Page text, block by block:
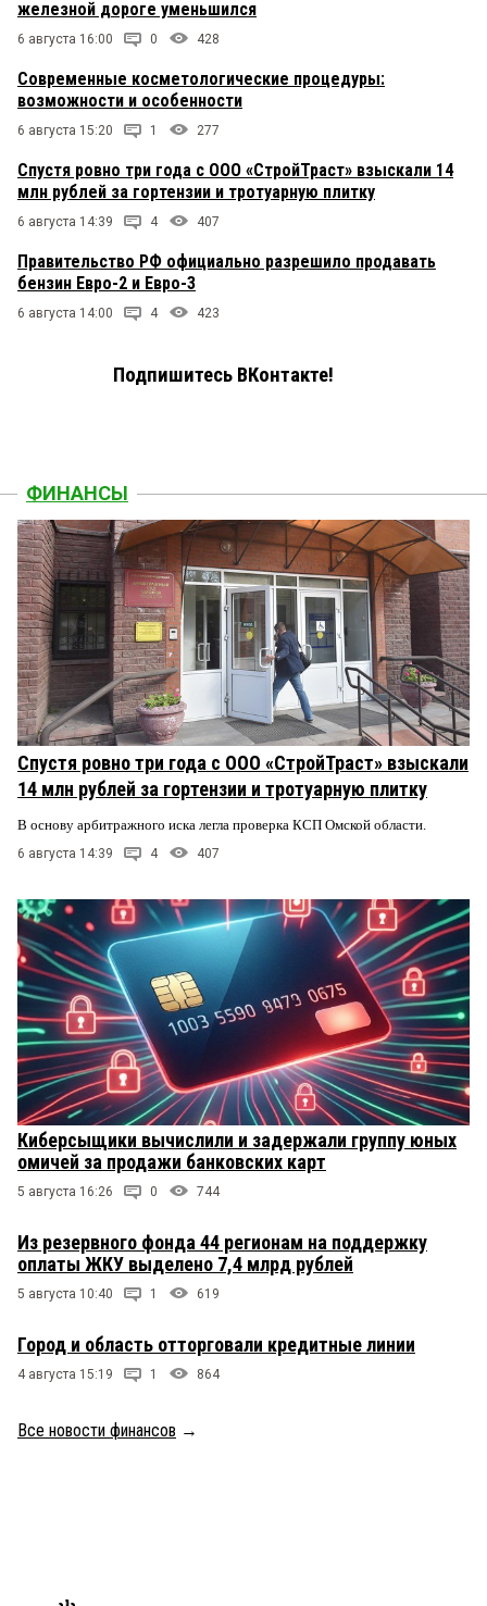
железной дороге уменьшился
6 августа 16:00 0 428
Современные косметологические процедуры:
возможности и особенности
6 августа 15:20 1 277
Спустя ровно три года с ООО «СтройТраст» взыскали 14
млн рублей за гортензии и тротуарную плитку
6 августа 14:39 4 407
Правительство РФ официально разрешило продавать
бензин Евро-2 и Евро-3
6 августа 14:00 4 423
Подпишитесь ВКонтакте!
ФИНАНСЫ
Спустя ровно три года с ООО «СтройТраст» взыскали
14 млн рублей за гортензии и тротуарную плитку
В основу арбитражного иска легла проверка КСП Омской области.
6 августа 14:39 4 407
Киберсыщики вычислили и задержали группу юных
омичей за продажи банковских карт
5 августа 16:26 0 744
Из резервного фонда 44 регионам на поддержку
оплаты ЖКУ выделено 7,4 млрд рублей
5 августа 10:40 1 619
Город и область отторговали кредитные линии
4 августа 15:19 1 864
Все новости финансов →